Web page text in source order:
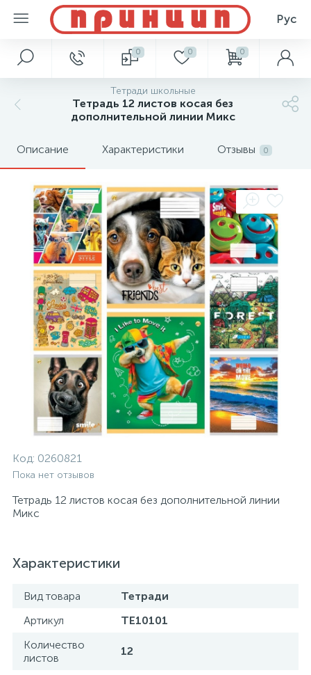
Рус
0 0 0
Тетради школьные
Тетрадь 12 листов косая без
дополнительной линии Микс
Описание Характеристики Отзывы 0
Код: 0260821
Пока нет отзывов
Тетрадь 12 листов косая без дополнительной линии
Микс
Характеристики
Вид товара
Тетради
Артикул
ТЕ10101
Количество
листов
12